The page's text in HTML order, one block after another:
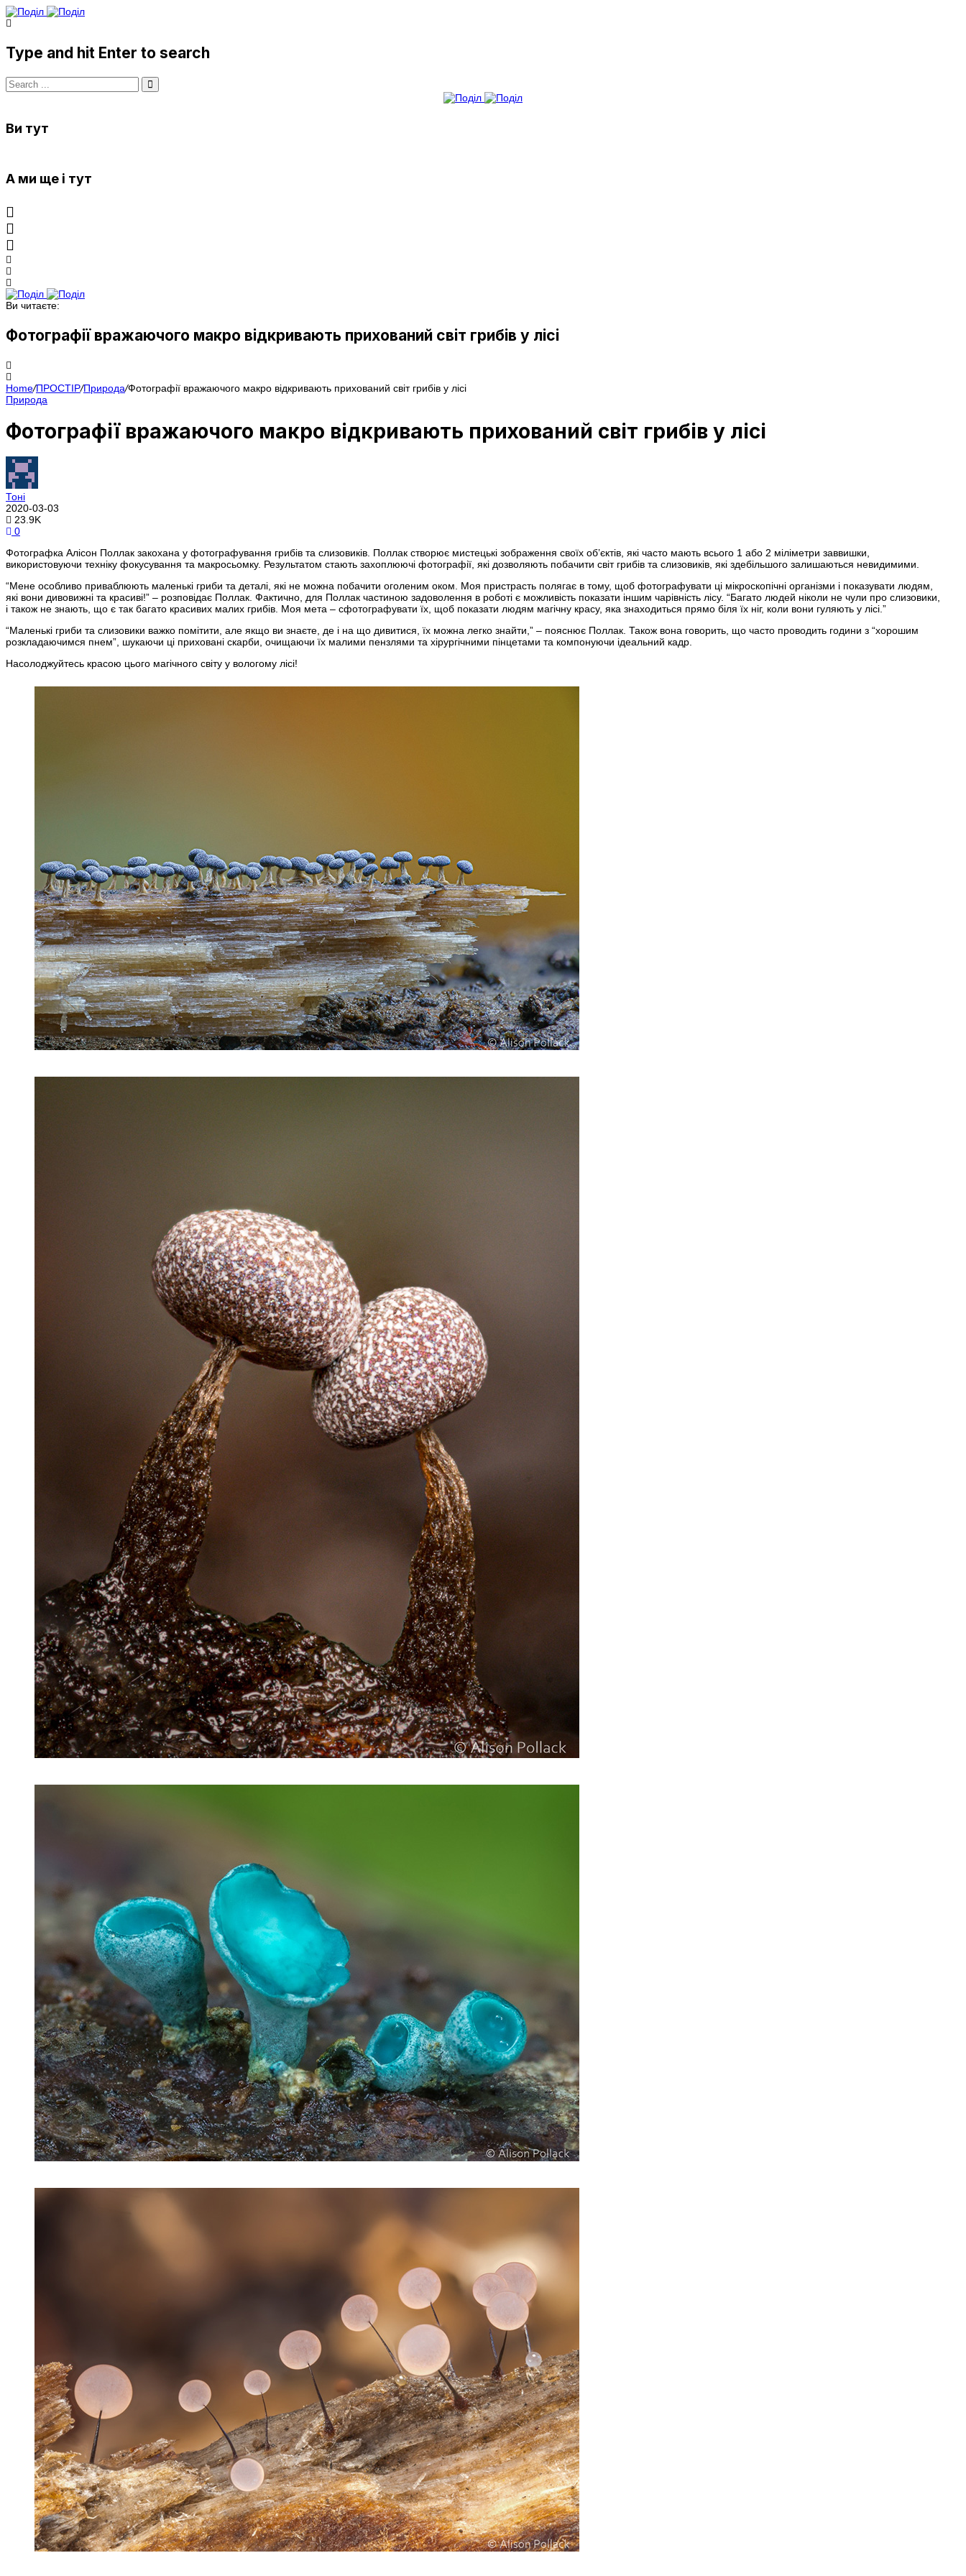
Type and hit Enter to search
Ви тут
А ми ще і тут
Ви читаєте:
Фотографії вражаючого макро відкривають прихований світ грибів у лісі
Home/ПРОСТІР/Природа/Фотографії вражаючого макро відкривають прихований світ грибів у лісі
Природа
Фотографії вражаючого макро відкривають прихований світ грибів у лісі
Тоні
2020-03-03
23.9K
0
Фотографка Алісон Поллак закохана у фотографування грибів та слизовиків. Поллак створює мистецькі зображення своїх об’єктів, які часто мають всього 1 або 2 міліметри заввишки,
використовуючи техніку фокусування та макросьомку. Результатом стають захоплюючі фотографії, які дозволяють побачити світ грибів та слизовиків, які здебільшого залишаються невидимими.
“Мене особливо приваблюють маленькі гриби та деталі, які не можна побачити оголеним оком. Моя пристрасть полягає в тому, щоб фотографувати ці мікроскопічні організми і показувати людям,
які вони дивовижні та красиві!” – розповідає Поллак. Фактично, для Поллак частиною задоволення в роботі є можливість показати іншим чарівність лісу. “Багато людей ніколи не чули про слизовики,
і також не знають, що є так багато красивих малих грибів. Моя мета – сфотографувати їх, щоб показати людям магічну красу, яка знаходиться прямо біля їх ніг, коли вони гуляють у лісі.”
“Маленькі гриби та слизовики важко помітити, але якщо ви знаєте, де і на що дивитися, їх можна легко знайти,” – пояснює Поллак. Також вона говорить, що часто проводить години з “хорошим
розкладаючимся пнем”, шукаючи ці приховані скарби, очищаючи їх малими пензлями та хірургічними пінцетами та компонуючи ідеальний кадр.
Насолоджуйтесь красою цього магічного світу у вологому лісі!